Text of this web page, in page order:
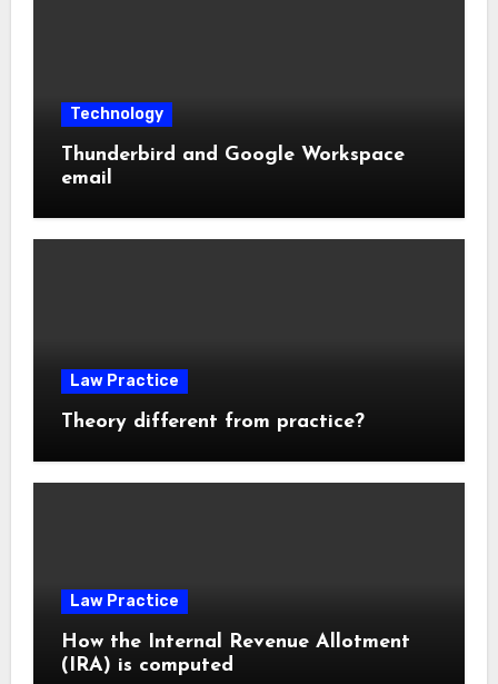
Technology
Thunderbird and Google Workspace
email
Law Practice
Theory different from practice?
Law Practice
How the Internal Revenue Allotment
(IRA) is computed